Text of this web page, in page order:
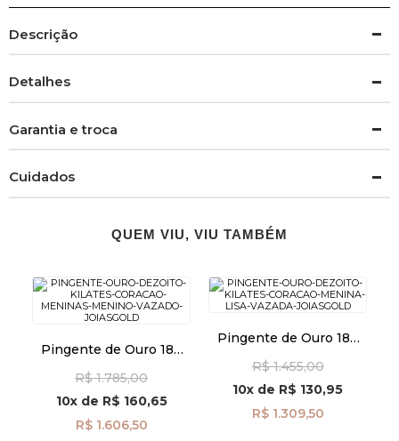
Descrição
Detalhes
Garantia e troca
Cuidados
QUEM VIU, VIU TAMBÉM
Pingente de Ouro 18k
Menino Vazado pi24484
R$ 1.785,00
10xde R$ 160,65
R$ 1.606,50
Pingente de Ouro 18k
Vazada pi24482
R$ 1.455,00
10x de R$ 130,95
R$ 1.309,50